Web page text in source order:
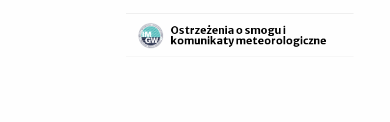
Ostrzeżenia o smogu i
komunikaty meteorologiczne